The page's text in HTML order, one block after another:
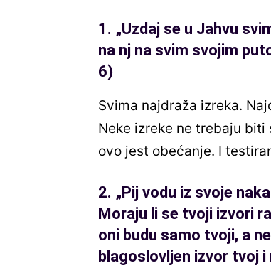
1. „Uzdaj se u Jahvu
na nj na svim svojim
6)
Svima najdraža izreka.
Neke izreke ne trebaju
ovo jest obećanje. I
2. „Pij vodu iz svoje
Moraju li se tvoji izvori
oni budu samo tvoji, a
blagoslovljen izvor tvoj